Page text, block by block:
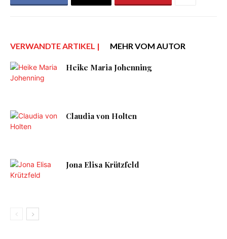
VERWANDTE ARTIKEL | MEHR VOM AUTOR
Heike Maria Johenning
Claudia von Holten
Jona Elisa Krützfeld